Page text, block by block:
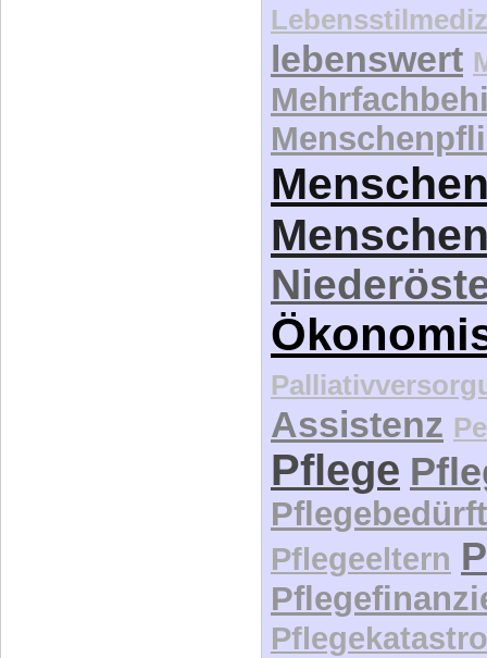
lebenswert
Assistenz
Pflege
Pflegeeltern